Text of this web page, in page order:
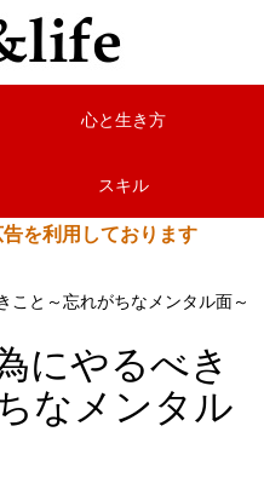
心と生き方
スキル
を利用しております
こと～忘れがちなメンタル面～
にやるべき
なメンタル